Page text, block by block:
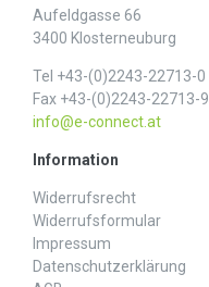
Aufeldgasse 66
3400 Klosterneuburg
Tel +43-(0)2243-22713-0
Fax +43-(0)2243-22713-9
info@e-connect.at
Information
Widerrufs­recht
Widerrufs­formular
Impressum
Daten­schutz­erklärung